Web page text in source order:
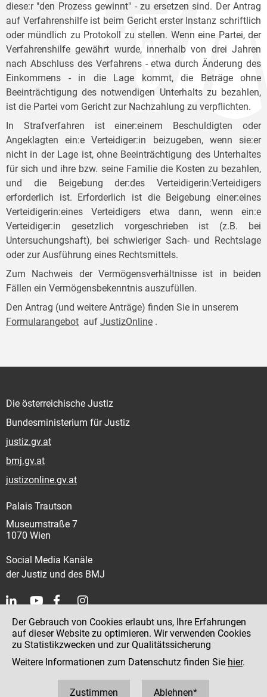
diese:r "den Prozess gewinnt" - zu ersetzen sind. Der Antrag
auf Verfahrenshilfe ist beim Gericht erster Instanz schriftlich
oder mündlich zu Protokoll zu stellen. Wenn eine Partei, der
Verfahrenshilfe gewährt wurde, innerhalb von drei Jahren
nach Abschluss des Verfahrens - etwa durch Änderung des
Einkommens - in die Lage kommt, die Beträge ohne
Beeinträchtigung des notwendigen Unterhalts zu bezahlen,
ist die Partei vom Gericht zur Nachzahlung zu verpflichten.
In Strafverfahren ist einer:einem Beschuldigten oder
Angeklagten ein:e Verteidiger:in beizugeben, wenn sie:er
nicht in der Lage ist, ohne Beeinträchtigung des Unterhaltes
für sich und ihre bzw. seine Familie die Kosten zu bezahlen,
und die Beigebung der:des Verteidigerin:Verteidigers
erforderlich ist. Erforderlich ist die Beigebung einer:eines
Verteidigerin:eines Verteidigers etwa dann, wenn ein:e
Verteidiger:in gesetzlich vorgeschrieben ist (z.B. bei
Untersuchungshaft), bei schwieriger Sach- und Rechtslage
oder zur Ausführung eines Rechtsmittels.
Zum Nachweis der Vermögensverhältnisse ist in beiden
Fällen ein Vermögensbekenntnis auszufüllen.
Den Antrag (und weitere Anträge) finden Sie in unserem
Formularangebot auf JustizOnline .
Die österreichische Justiz
Bundesministerium für Justiz
justiz.gv.at
bmj.gv.at
justizonline.gv.at
Palais Trautson
Museumstraße 7
1070 Wien
Social Media Kanäle
der Justiz und des BMJ
Kontakt
Impressum
Datenschutz
Der Gebrauch von Cookies erlaubt uns, Ihre Erfahrungen
auf dieser Website zu optimieren. Wir verwenden Cookies
zu Statistikzwecken und zur Qualitätssicherung
Weitere Informationen zum Datenschutz finden Sie hier.
Zustimmen Ablehnen*